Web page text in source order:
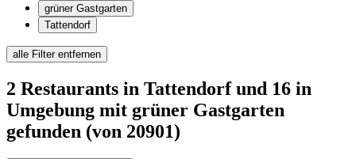
grüner Gastgarten
Tattendorf
alle Filter entfernen
2 Restaurants in Tattendorfund 16 in
Umgebung mit grüner Gastgarten
gefunden (von 20901)